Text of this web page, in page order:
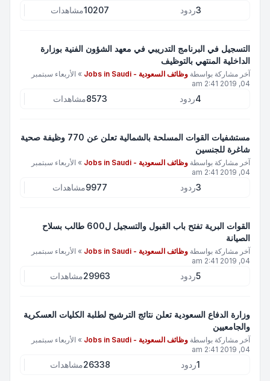
3ردود 10207مشاهدات
التسجيل في البرنامج التدريبي في معهد الشؤون الفنية بوزارة
الداخلية المنتهي بالتوظيف
آخر مشاركة بواسطة وظائف السعودية - Jobs in Saudi » الأربعاء سبتمبر
04, 2019 2:41 am
4ردود 8573مشاهدات
مستشفيات القوات المسلحة بالشمالية تعلن عن 770 وظيفة صحية
شاغرة للجنسين
آخر مشاركة بواسطة وظائف السعودية - Jobs in Saudi » الأربعاء سبتمبر
04, 2019 2:41 am
3ردود 9977مشاهدات
القوات البرية تفتح باب القبول والتسجيل ل600 طالب بسلاح
الصيانة
آخر مشاركة بواسطة وظائف السعودية - Jobs in Saudi » الأربعاء سبتمبر
04, 2019 2:41 am
5ردود 29963مشاهدات
وزارة الدفاع السعودية تعلن نتائج الترشيح لطلبة الكليات العسكرية
والجامعيين
آخر مشاركة بواسطة وظائف السعودية - Jobs in Saudi » الأربعاء سبتمبر
04, 2019 2:41 am
1ردود 26338مشاهدات